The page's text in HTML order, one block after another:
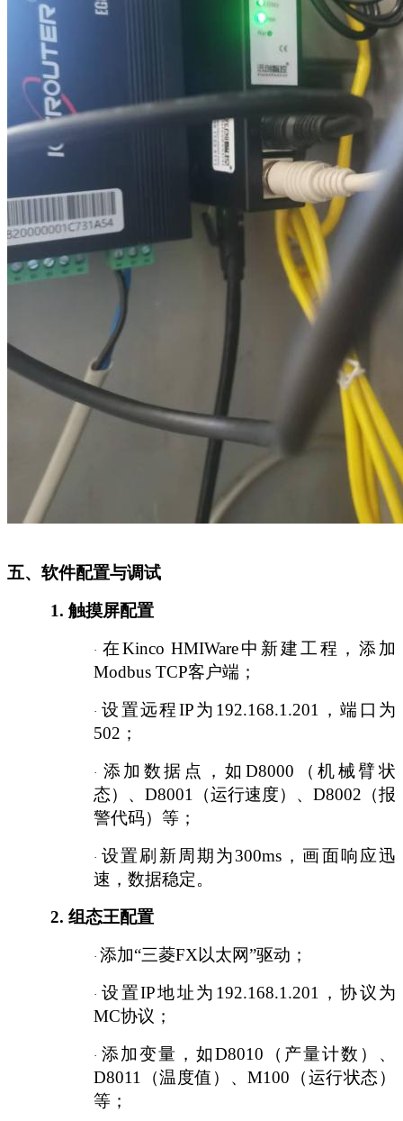
五、软件配置与调试
1. 触摸屏配置
· 在Kinco HMIWare中新建工程，添加
Modbus TCP客户端；
·设置远程IP为192.168.1.201，端口为
502；
· 添加数据点，如 D8000（机械臂状
态）、D8001（运行速度）、D8002（报
警代码）等；
·设置刷新周期为300ms，画面响应迅
速，数据稳定。
2. 组态王配置
· 添加“三菱FX以太网”驱动；
·设置IP地址为192.168.1.201，协议为
MC协议；
· 添加变量，如D8010（产量计数）、
D8011（温度值）、M100（运行状态）
等；